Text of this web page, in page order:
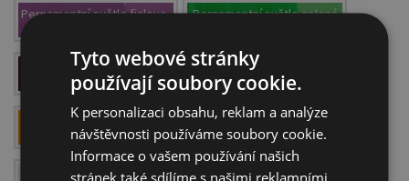
Pernamentní světle fialovo- Pernamentní světle zelená
Pernamentní tmavě
červená
Pernamentní tmavě zelená
Pernamentní tmavě žlutá Phthalo Zelená
Platinová bílá Provensálská růžová
Tyto webové stránky
používají soubory cookie.
K personalizaci obsahu, reklam a analýze
návštěvnosti používáme soubory cookie.
Informace o vašem používání našich
stránek také sdílíme s našimi reklamními